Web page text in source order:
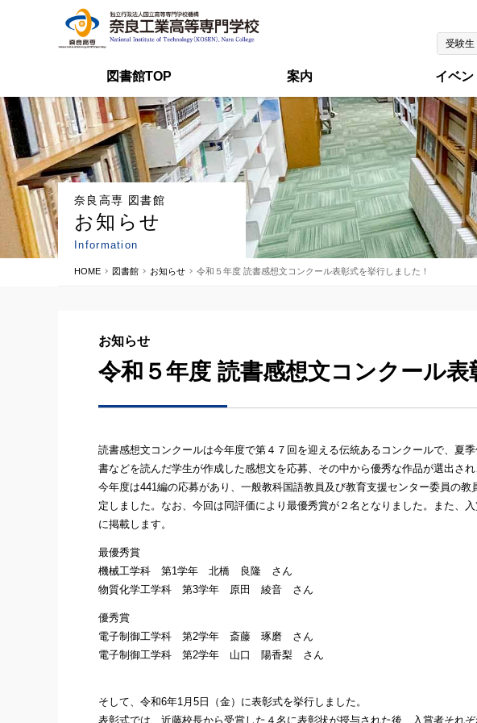
受験生
図書館TOP 案内 イベン
奈良高専 図書館
お知らせ
Information
HOME 図書館 お知らせ 令和５年度 読書感想文コンクール表彰式を挙行しました！
お知らせ
令和５年度 読書感想文コンクール表
読書感想文コンクールは今年度で第４７回を迎える伝統あるコンクールで、夏
書などを読んだ学生が作成した感想文を応募、その中から優秀な作品が選出され
今年度は441編の応募があり、一般教科国語教員及び教育支援センター委員の
定しました。なお、今回は同評価により最優秀賞が２名となりました。また、
に掲載します。
最優秀賞
機械工学科 第1学年 北橋 良隆 さん
物質化学工学科 第3学年 原田 綾音 さん
優秀賞
電子制御工学科 第2学年 斎藤 琢磨 さん
電子制御工学科 第2学年 山口 陽香梨 さん
そして、令和6年1月5日（金）に表彰式を挙行しました。
表彰式では、近藤校長から受賞した４名に表彰状が授与された後、入賞者それ